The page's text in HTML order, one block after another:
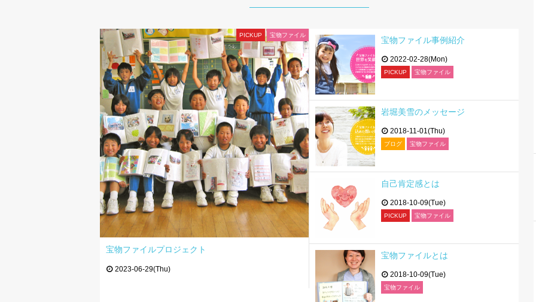
PICKUP 宝物ファイル
宝物ファイルプロジェクト
2023-06-29(Thu)
宝物ファイル事例紹介
2022-02-28(Mon)
PICKUP 宝物ファイル
岩堀美雪のメッセージ
2018-11-01(Thu)
ブログ 宝物ファイル
自己肯定感とは
2018-10-09(Tue)
PICKUP 宝物ファイル
宝物ファイルとは
2018-10-09(Tue)
宝物ファイル